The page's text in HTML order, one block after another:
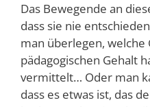
Das Bewegende an
dass sie nie
man überlegen,
pädagogischen Gehalt
vermittelt… Oder man
dass es etwas ist, das